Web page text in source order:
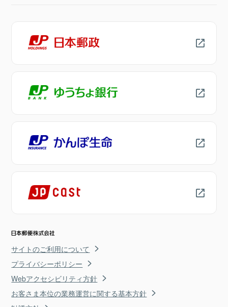
サイトのご利用について
プライバシーポリシー
Webアクセシビリティ方針
お客さま本位の業務運営に関する基本方針